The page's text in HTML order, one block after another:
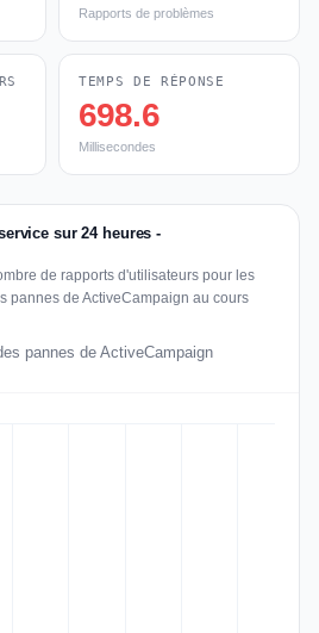
Rapports de problèmes
TEMPS DE RÉPONSE
698.6
Millisecondes
sur 24 heures -
de rapports d'utilisateurs pour les
pannes de ActiveCampaign au cours
pannes de ActiveCampaign